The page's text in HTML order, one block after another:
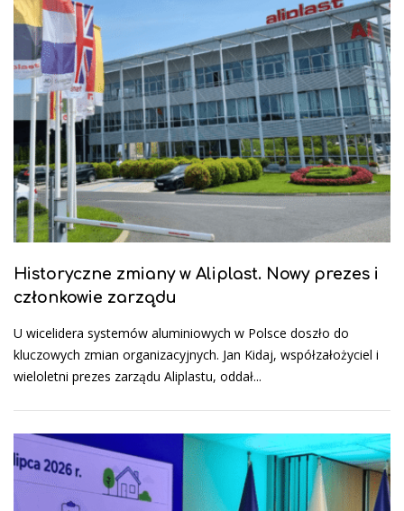
Historyczne zmiany w Aliplast. Nowy prezes i
członkowie zarządu
U wicelidera systemów aluminiowych w Polsce doszło do
kluczowych zmian organizacyjnych. Jan Kidaj, współzałożyciel i
wieloletni prezes zarządu Aliplastu, oddał...